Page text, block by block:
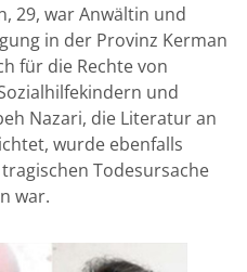
29, war Anwältin und
in der Provinz Kerman
für die Rechte von
und
Nazari, die Literatur an
wurde ebenfalls
Todesursache
war.